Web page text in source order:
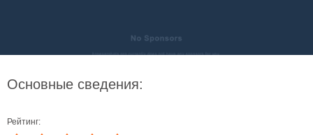
Основные сведения:
Рейтинг: